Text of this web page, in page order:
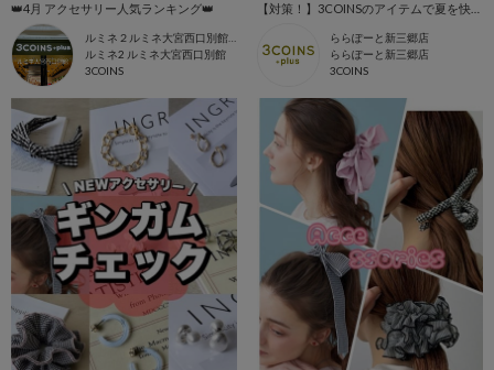
👑4月 アクセサリー人気ランキング👑
ルミネ２ルミネ大宮西口別館店
ルミネ2 ルミネ大宮西口別館
3COINS
【対策！】3COINSのアイテムで夏を快適に🏖☀️
ららぽーと新三郷店
ららぽーと新三郷店
3COINS